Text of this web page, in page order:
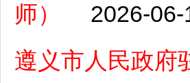
师）
2026-06-
遵义市人民政府